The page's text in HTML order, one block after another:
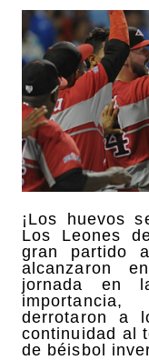
¡Los huevos
Los Leones
gran partido
alcanzaron
jornada en
derrotaron a
continuidad al
de béisbol